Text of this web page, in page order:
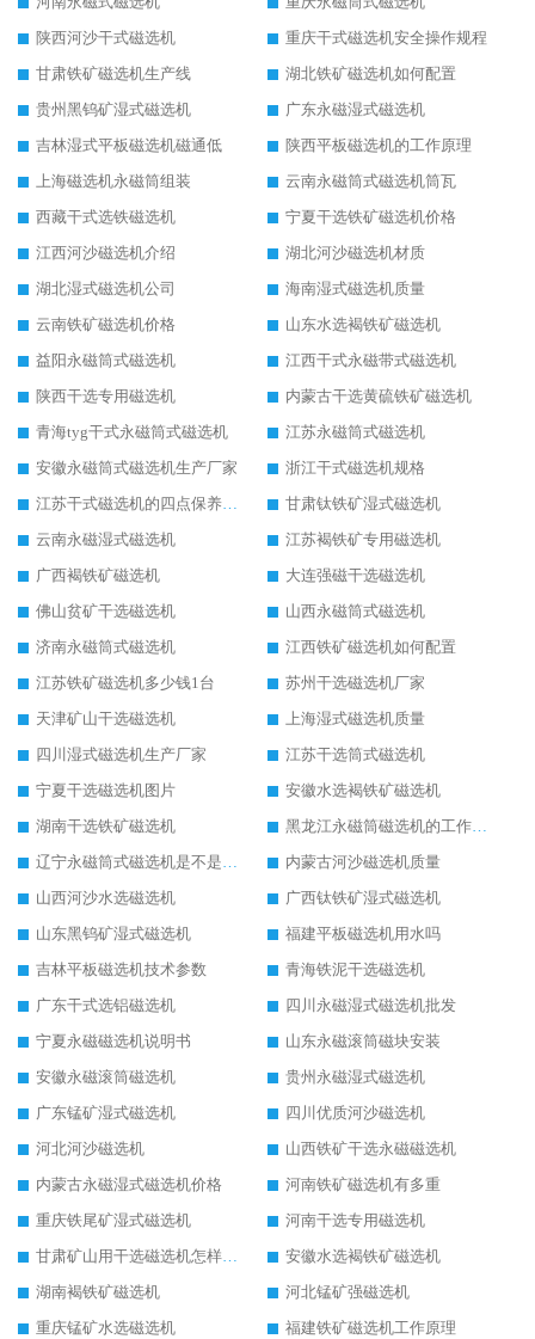
陕西河沙干式磁选机
重庆干式磁选机安全操作规程
甘肃铁矿磁选机生产线
湖北铁矿磁选机如何配置
贵州黑钨矿湿式磁选机
广东永磁湿式磁选机
吉林湿式平板磁选机磁通低
陕西平板磁选机的工作原理
上海磁选机永磁筒组装
云南永磁筒式磁选机筒瓦
西藏干式选铁磁选机
宁夏干选铁矿磁选机价格
江西河沙磁选机介绍
湖北河沙磁选机材质
湖北湿式磁选机公司
海南湿式磁选机质量
云南铁矿磁选机价格
山东水选褐铁矿磁选机
益阳永磁筒式磁选机
江西干式永磁带式磁选机
陕西干选专用磁选机
内蒙古干选黄硫铁矿磁选机
青海tyg干式永磁筒式磁选机
江苏永磁筒式磁选机
安徽永磁筒式磁选机生产厂家
浙江干式磁选机规格
江苏干式磁选机的四点保养秘籍
甘肃钛铁矿湿式磁选机
云南永磁湿式磁选机
江苏褐铁矿专用磁选机
广西褐铁矿磁选机
大连强磁干选磁选机
佛山贫矿干选磁选机
山西永磁筒式磁选机
济南永磁筒式磁选机
江西铁矿磁选机如何配置
江苏铁矿磁选机多少钱1台
苏州干选磁选机厂家
天津矿山干选磁选机
上海湿式磁选机质量
四川湿式磁选机生产厂家
江苏干选筒式磁选机
宁夏干选磁选机图片
安徽水选褐铁矿磁选机
湖南干选铁矿磁选机
黑龙江永磁筒磁选机的工作原理
辽宁永磁筒式磁选机是不是强磁
内蒙古河沙磁选机质量
山西河沙水选磁选机
广西钛铁矿湿式磁选机
山东黑钨矿湿式磁选机
福建平板磁选机用水吗
吉林平板磁选机技术参数
青海铁泥干选磁选机
广东干式选铝磁选机
四川永磁湿式磁选机批发
宁夏永磁磁选机说明书
山东永磁滚筒磁块安装
安徽永磁滚筒磁选机
贵州永磁湿式磁选机
广东锰矿湿式磁选机
四川优质河沙磁选机
河北河沙磁选机
山西铁矿干选永磁磁选机
内蒙古永磁湿式磁选机价格
河南铁矿磁选机有多重
重庆铁尾矿湿式磁选机
河南干选专用磁选机
甘肃矿山用干选磁选机怎样调磁
安徽水选褐铁矿磁选机
湖南褐铁矿磁选机
河北锰矿强磁选机
重庆锰矿水选磁选机
福建铁矿磁选机工作原理